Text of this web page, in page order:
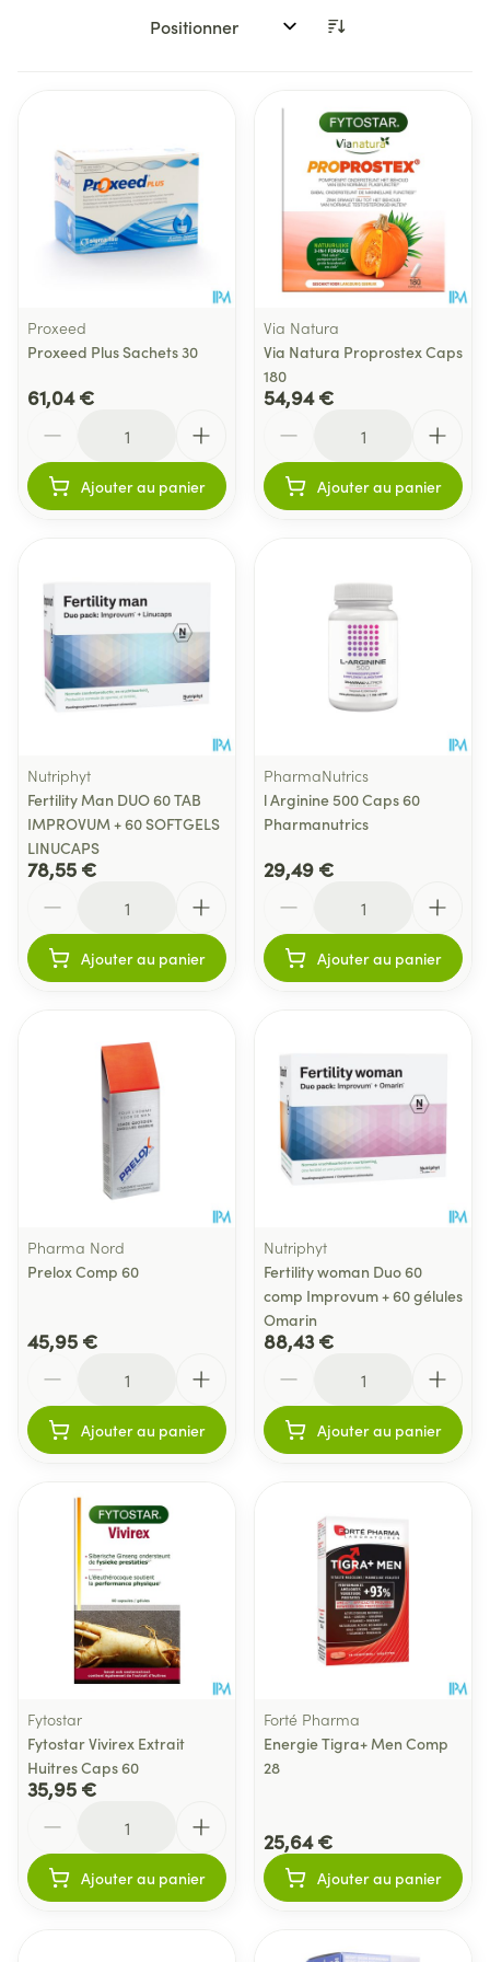
Trier par:
Proxeed
Proxeed Plus Sachets 30
61,04 €
Ajouter au panier
Via Natura
Via Natura Proprostex Caps
180
54,94 €
Ajouter au panier
Nutriphyt
Fertility Man DUO 60 TAB
IMPROVUM + 60 SOFTGELS
LINUCAPS
78,55 €
Ajouter au panier
PharmaNutrics
l Arginine 500 Caps 60
Pharmanutrics
29,49 €
Ajouter au panier
Pharma Nord
Prelox Comp 60
45,95 €
Ajouter au panier
Nutriphyt
Fertility woman Duo 60
comp Improvum + 60 gélules
Omarin
88,43 €
Ajouter au panier
Fytostar
Fytostar Vivirex Extrait
Huitres Caps 60
35,95 €
Ajouter au panier
Forté Pharma
Energie Tigra+ Men Comp
28
25,64 €
Ajouter au panier